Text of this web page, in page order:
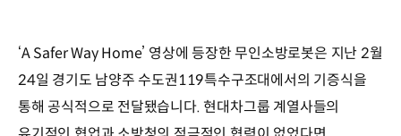
‘A Safer Way Home’ 영상에 등장한 무인소방로봇은 지난 2월
24일 경기도 남양주 수도권119특수구조대에서의 기증식을
통해 공식적으로 전달됐습니다. 현대차그룹 계열사들의